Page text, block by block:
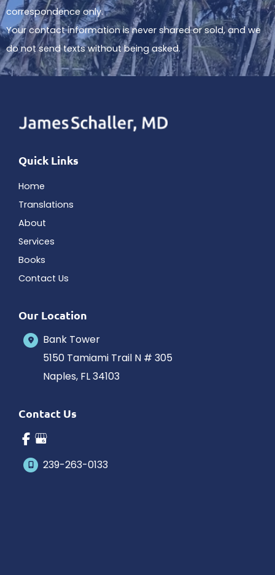
correspondence only.
Your contact information is never shared or sold, and we
do not send texts without being asked.
Quick Links
Home
Translations
About
Services
Books
Contact Us
Our Location
Bank Tower
5150 Tamiami Trail N # 305
Naples, FL34103
Contact Us
239-263-0133